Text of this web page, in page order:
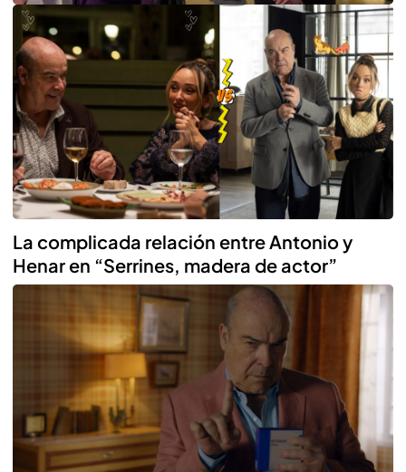
La complicada relación entre Antonio y
Henar en “Serrines, madera de actor”